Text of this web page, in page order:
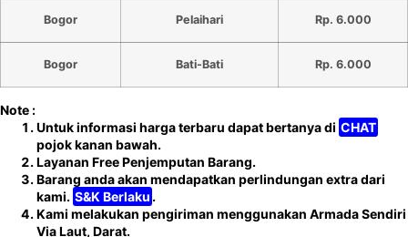
Bogor Pelaihari Rp. 6.000
Bogor Bati-Bati Rp. 6.000
Note :
Untuk informasi harga terbaru dapat bertanya di CHAT
pojok kanan bawah.
Layanan Free Penjemputan Barang.
Barang anda akan mendapatkan perlindungan extra dari
kami. S&K Berlaku .
Kami melakukan pengiriman menggunakan Armada Sendiri
Via Laut, Darat.